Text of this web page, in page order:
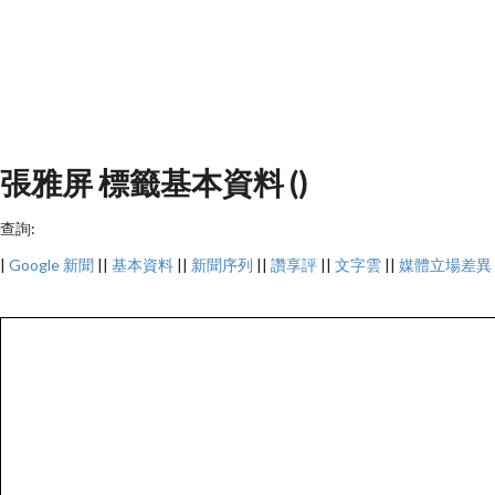
張雅屏 標籤基本資料 ()
查詢:
| Google 新聞 || 基本資料 || 新聞序列 || 讚享評 || 文字雲 || 媒體立場差異